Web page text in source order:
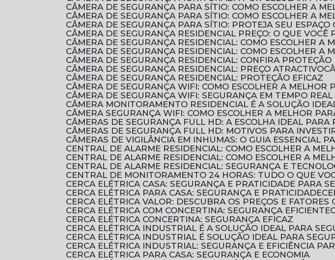
CÂMERA DE SEGURANÇA PARA SÍTIO: COMO ESCOLHER A
CÂMERA DE SEGURANÇA PARA SÍTIO: COMO ESCOLHER A
CÂMERA DE SEGURANÇA PARA SÍTIO: PROTEJA SEU
CÂMERA DE SEGURANÇA RESIDENCIAL PREÇO: O QUE VOCÊ
CÂMERA DE SEGURANÇA RESIDENCIAL: COMO ESCOLHER A
CÂMERA DE SEGURANÇA RESIDENCIAL: COMO ESCOLHER A
CÂMERA DE SEGURANÇA RESIDENCIAL: CONFIRA PROTEÇÃO
CÂMERA DE SEGURANÇA RESIDENCIAL: PREÇO ATRACTIVO
CÂMERA DE SEGURANÇA RESIDENCIAL: PROTEÇÃO EFICAZ
CÂMERA DE SEGURANÇA WIFI: COMO ESCOLHER A MELHOR
CÂMERA DE SEGURANÇA WIFI: SEGURANÇA EM TEMPO REAL
CÂMERA MONITORAMENTO RESIDENCIAL É A SOLUÇÃO
CÂMERA SEGURANÇA WIFI: COMO ESCOLHER A MELHOR
CÂMERAS DE SEGURANÇA FULL HD: A ESCOLHA IDEAL PARA
CÂMERAS DE SEGURANÇA FULL HD: MOTIVOS PARA
CÂMERAS DE VIGILÂNCIA EM INHUMAS: O GUIA ESSENCIAL
CENTRAL DE ALARME RESIDENCIAL: COMO ESCOLHER A
CENTRAL DE ALARME RESIDENCIAL: COMO ESCOLHER A
CENTRAL DE ALARME RESIDENCIAL: SEGURANÇA E
CENTRAL DE MONITORAMENTO 24 HORAS: TUDO O QUE
CERCA ELÉTRICA CASA: SEGURANÇA E PRATICIDADE PARA
CERCA ELÉTRICA PARA CASA: SEGURANÇA E PRATICIDADE
CERCA ELÉTRICA VALOR: DESCUBRA OS PREÇOS E
CERCA ELÉTRICA COM CONCERTINA: SEGURANÇA EFICIENTE
CERCA ELÉTRICA CONCERTINA: SEGURANÇA EFICAZ
CERCA ELÉTRICA INDUSTRIAL É A SOLUÇÃO IDEAL PARA
CERCA ELÉTRICA INDUSTRIAL É SOLUÇÃO IDEAL PARA
CERCA ELÉTRICA INDUSTRIAL: SEGURANÇA E EFICIÊNCIA
CERCA ELÉTRICA PARA CASA: SEGURANÇA E ECONOMIA